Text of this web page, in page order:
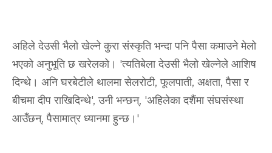
अहिले देउसी भैलो खेल्ने कुरा संस्कृति भन्दा पनि पैसा कमाउने मेलो
भएको अनुभूति छ खरेलको। 'त्यतिबेला देउसी भैलो खेल्नेले आशिष
दिन्थे। अनि घरबेटीले थालमा सेलरोटी, फूलपाती, अक्षता, पैसा र
बीचमा दीप राखिदिन्थे', उनी भन्छन्, 'अहिलेका दशैंमा संघसंस्था
आउँछन्, पैसामात्र ध्यानमा हुन्छ।'